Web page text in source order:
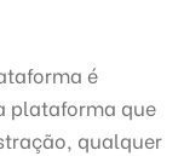
é
plataforma que
qualquer